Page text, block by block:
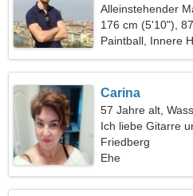
Alleinstehender
176 cm (5'10"),
Paintball, Innere
Carina
57 Jahre alt,
Ich liebe Gitarre
Friedberg
Ehe